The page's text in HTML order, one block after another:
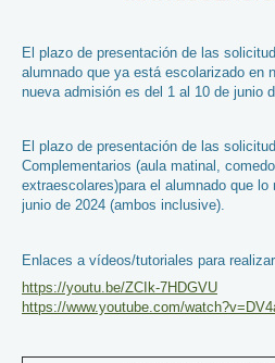
El plazo de presentación de las
alumnado que ya está escolarizado en
nueva admisión es del 1 al 10 de junio
El plazo de presentación de las
Complementarios (aula matinal,
extraescolares)para el alumnado que
junio de 2024 (ambos inclusive).
Enlaces a vídeos/tutoriales para
https://youtu.be/ZCIk-7HDGVU
https://www.youtube.com/